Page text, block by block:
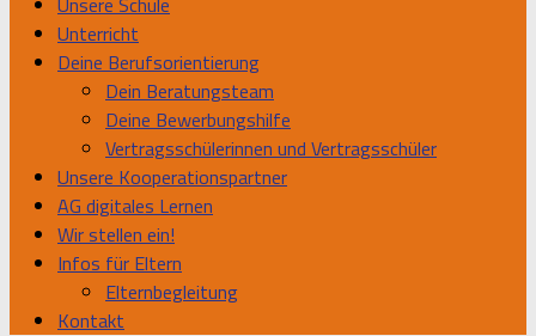
Unterricht
Deine Berufsorientierung
Dein Beratungsteam
Deine Bewerbungshilfe
Vertragsschülerinnen und Vertragsschüler
Unsere Kooperationspartner
AG digitales Lernen
Wir stellen ein!
Infos für Eltern
Elternbegleitung
Kontakt